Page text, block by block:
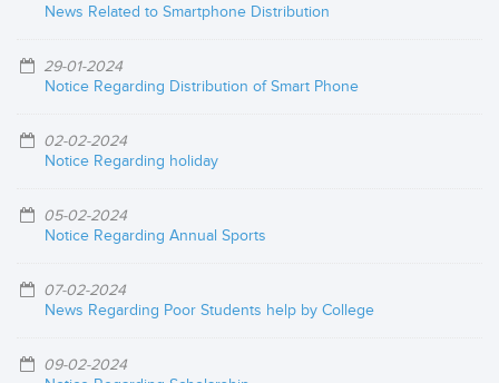
News Related to Smartphone Distribution
29-01-2024
Notice Regarding Distribution of Smart Phone
02-02-2024
Notice Regarding holiday
05-02-2024
Notice Regarding Annual Sports
07-02-2024
News Regarding Poor Students help by College
09-02-2024